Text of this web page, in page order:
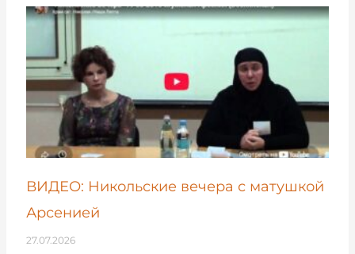
ВИДЕО: Никольские вечера с матушкой
Арсенией
27.07.2026